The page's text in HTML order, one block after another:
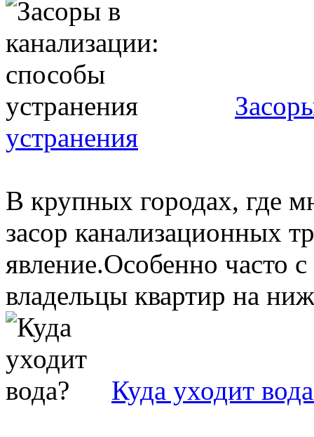
устранения
В крупных городах, где
засор канализационных
явление.Особенно часто
владельцы квартир на
Куда уходит